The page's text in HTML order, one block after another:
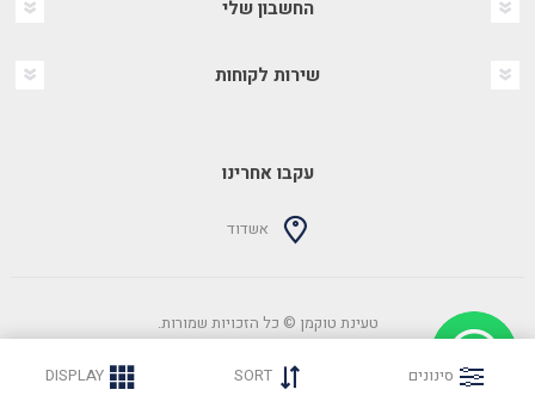
החשבון שלי
שירות לקוחות
עקבו אחרינו
אשדוד
טעינת טוקמן © כל הזכויות שמורות.
Powered bynopCommerce
שופילי - חנויות אינטרנטיות
סינונים SORT
DISPLAY